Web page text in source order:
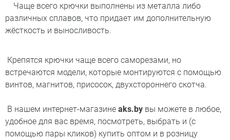
Чаще всего крючки выполнены из металла либо
различных сплавов, что придает им дополнительную
жёсткость и выносливость.
Крепятся крючки чаще всего саморезами, но
встречаются модели, которые монтируются с помощью
винтов, магнитов, присосок, двухстороннего скотча.
В нашем интернет-магазине aks.by вы можете в любое,
удобное для вас время, посмотреть, выбрать и (с
помощью пары кликов) купить оптом и в розницу